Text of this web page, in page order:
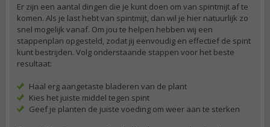
Er zijn een aantal dingen die je kunt doen om van spintmijt af te
komen. Als je last hebt van spintmijt, dan wil je hier natuurlijk zo
snel mogelijk vanaf. Om jou te helpen hebben wij een
stappenplan opgesteld, zodat jij eenvoudig en effectief de spint
kunt bestrijden. Volg onderstaande stappen voor het beste
resultaat:
Haal erg aangetaste bladeren van de plant
Kies het juiste middel tegen spint
Geef je planten de juiste voeding om weer aan te sterken